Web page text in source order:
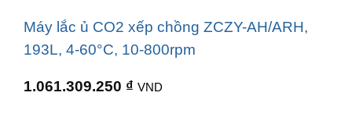
Máy lắc ủ CO2 xếp chồng ZCZY-AH/ARH,
193L, 4-60°C, 10-800rpm
1.061.309.250 ₫ VND